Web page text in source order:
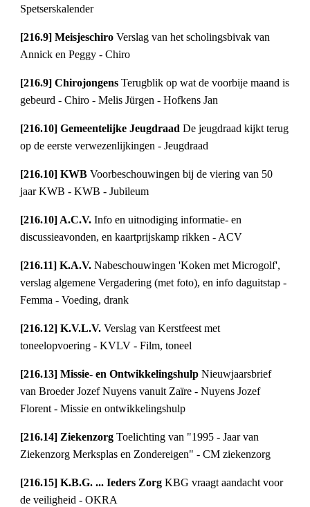
Spetserskalender
[216.9] Meisjeschiro Verslag van het scholingsbivak van
Annick en Peggy - Chiro
[216.9] Chirojongens Terugblik op wat de voorbije maand is
gebeurd - Chiro - Melis Jürgen - Hofkens Jan
[216.10] Gemeentelijke Jeugdraad De jeugdraad kijkt terug
op de eerste verwezenlijkingen - Jeugdraad
[216.10] KWB Voorbeschouwingen bij de viering van 50
jaar KWB - KWB - Jubileum
[216.10] A.C.V. Info en uitnodiging informatie- en
discussieavonden, en kaartprijskamp rikken - ACV
[216.11] K.A.V. Nabeschouwingen 'Koken met Microgolf',
verslag algemene Vergadering (met foto), en info daguitstap -
Femma - Voeding, drank
[216.12] K.V.L.V. Verslag van Kerstfeest met
toneelopvoering - KVLV - Film, toneel
[216.13] Missie- en Ontwikkelingshulp Nieuwjaarsbrief
van Broeder Jozef Nuyens vanuit Zaïre - Nuyens Jozef
Florent - Missie en ontwikkelingshulp
[216.14] Ziekenzorg Toelichting van "1995 - Jaar van
Ziekenzorg Merksplas en Zondereigen" - CM ziekenzorg
[216.15] K.B.G. ... Ieders Zorg KBG vraagt aandacht voor
de veiligheid - OKRA